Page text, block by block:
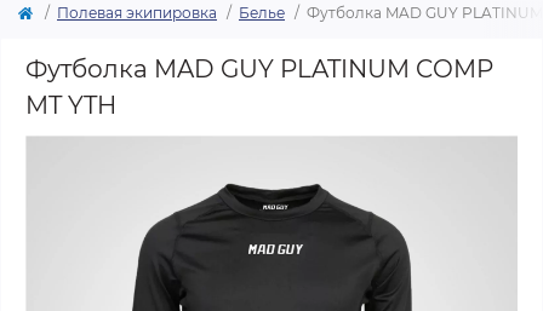
Полевая экипировка Белье Футболка MAD GUY
Футболка MAD GUY PLATINUM COMP
MT YTH